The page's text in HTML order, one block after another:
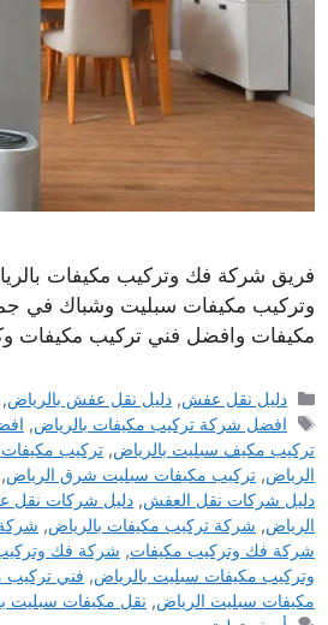
فريق شركة فك وتركيب مكيفات
وتركيب مكيفات سبليت وشباك في
مكيفات وافضل فني تركيب مكيفات
التصنيفات
دليل نقل عفش,دليل نقل عفش بالرياض
الوسوم
افضل شركة تركيب مكيفات بالرياض,
تركيب مكيف سبليت بالرياض, تركيب مكيفات
الرياض, تركيب مكيفات سبليت شرق الرياض,
دليل شركات نقل العفش, دليل شركات نقل
الرياض, شركة تركيب مكيفات بالرياض,
شركة فك وتركيب مكيفات, شركة فك
وتركيب مكيفات سبليت بالرياض, فني تركيب
مكيفات سبليت الرياض, نقل مكيفات سبليت